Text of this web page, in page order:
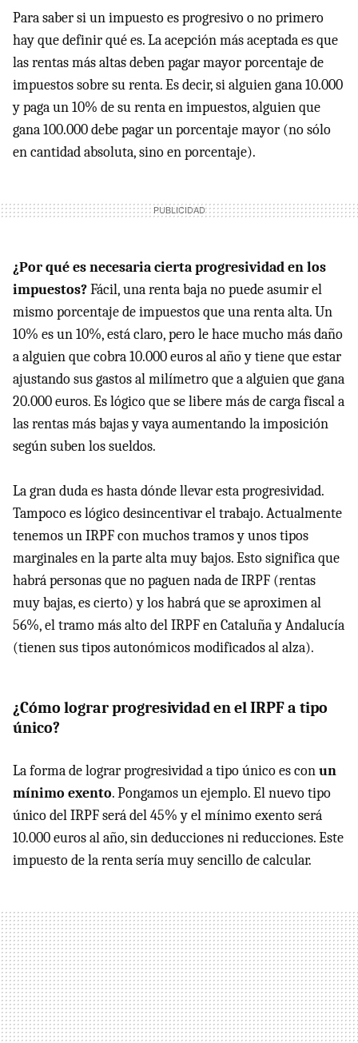
Para saber si un impuesto es progresivo o no primero
hay que definir qué es. La acepción más aceptada es que
las rentas más altas deben pagar mayor porcentaje de
impuestos sobre su renta. Es decir, si alguien gana 10.000
y paga un 10% de su renta en impuestos, alguien que
gana 100.000 debe pagar un porcentaje mayor (no sólo
en cantidad absoluta, sino en porcentaje).
¿Por qué es necesaria cierta progresividad en los
impuestos?Fácil, una renta baja no puede asumir el
mismo porcentaje de impuestos que una renta alta. Un
10% es un 10%, está claro, pero le hace mucho más daño
a alguien que cobra 10.000 euros al año y tiene que estar
ajustando sus gastos al milímetro que a alguien que gana
20.000 euros. Es lógico que se libere más de carga fiscal a
las rentas más bajas y vaya aumentando la imposición
según suben los sueldos.
La gran duda es hasta dónde llevar esta progresividad.
Tampoco es lógico desincentivar el trabajo. Actualmente
tenemos un IRPF con muchos tramos y unos tipos
marginales en la parte alta muy bajos. Esto significa que
habrá personas que no paguen nada de IRPF (rentas
muy bajas, es cierto) y los habrá que se aproximen al
56%, el tramo más alto del IRPF en Cataluña y Andalucía
(tienen sus tipos autonómicos modificados al alza).
¿Cómo lograr progresividad en el IRPF a tipo
único?
La forma de lograr progresividad a tipo único es conun
mínimo exento. Pongamos un ejemplo. El nuevo tipo
único del IRPF será del 45% y el mínimo exento será
10.000 euros al año, sin deducciones ni reducciones. Este
impuesto de la renta sería muy sencillo de calcular.